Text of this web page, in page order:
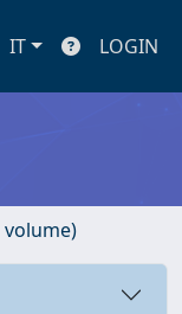
IT LOGIN
volume)